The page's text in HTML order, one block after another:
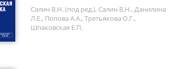
Салин В.Н. (под ред.), Салин В.Н., Данилина
Л.Е., Попова А.А., Третьякова О.Г.,
Шпаковская Е.П.